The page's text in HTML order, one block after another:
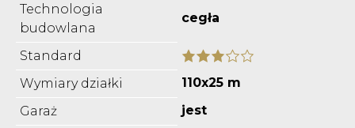
Technologia
budowlana
cegła
Standard
Wymiary działki
110x25 m
Garaż
jest